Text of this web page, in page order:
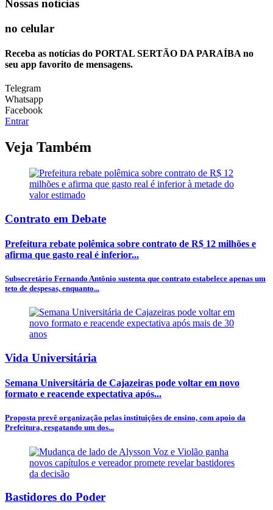
Nossas notícias
no celular
Receba as notícias do PORTAL SERTÃO DA PARAÍBA no
seu app favorito de mensagens.
Telegram
Whatsapp
Facebook
Entrar
Veja Também
Contrato em Debate
Prefeitura rebate polêmica sobre contrato de R$ 12 milhões e
afirma que gasto real é inferior...
Subsecretário Fernando Antônio sustenta que contrato estabelece apenas um
teto de despesas, enquanto...
Vida Universitária
Semana Universitária de Cajazeiras pode voltar em novo
formato e reacende expectativa após...
Proposta prevê organização pelas instituições de ensino, com apoio da
Prefeitura, resgatando um dos...
Bastidores do Poder